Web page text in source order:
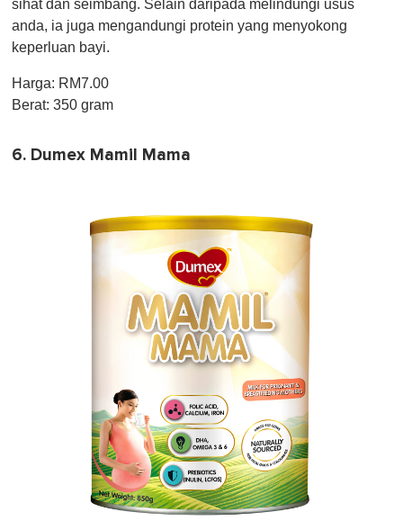
sihat dan seimbang. Selain daripada melindungi usus
anda, ia juga mengandungi protein yang menyokong
keperluan bayi.
Harga: RM7.00
Berat: 350 gram
6. Dumex Mamil Mama